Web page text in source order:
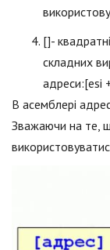
[]-
складних
адреси:[esi
В асемблері
Зважаючи на те,